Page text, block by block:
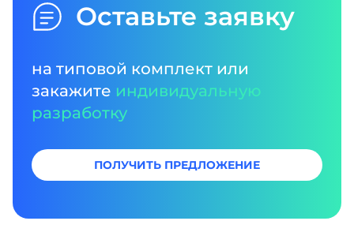
Оставьте заявку
на типовой комплект или
закажите индивидуальную
разработку
ПОЛУЧИТЬ ПРЕДЛОЖЕНИЕ